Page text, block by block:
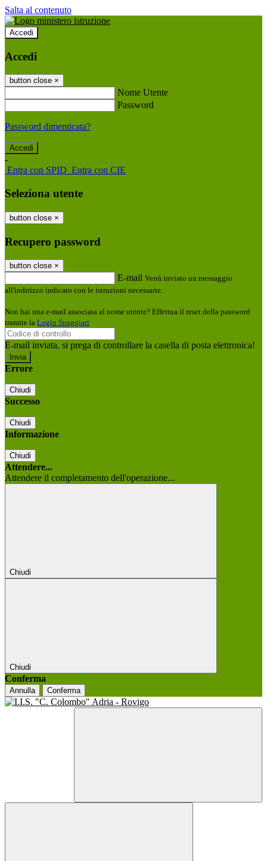
Salta al contenuto
Accedi
Accedi
button close ×
Nome Utente
Password
Password dimenticata?
-
Entra con SPID Entra con CIE
Seleziona utente
button close ×
Recupero password
button close ×
E-mail Verrà inviato un messaggio
all'indirizzo indicato con le istruzioni necessarie.
Non hai una e-mail associata al nome utente? Effettua il reset della password
tramite la Login Spaggiari
E-mail inviata, si prega di controllare la casella di posta elettronica!
Errore
Chiudi
Successo
Chiudi
Informazione
Chiudi
Attendere...
Attendere il completamento dell'operazione...
Chiudi
Chiudi
Conferma
Annulla Conferma